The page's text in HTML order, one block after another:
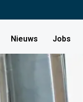
Nieuws Jobs